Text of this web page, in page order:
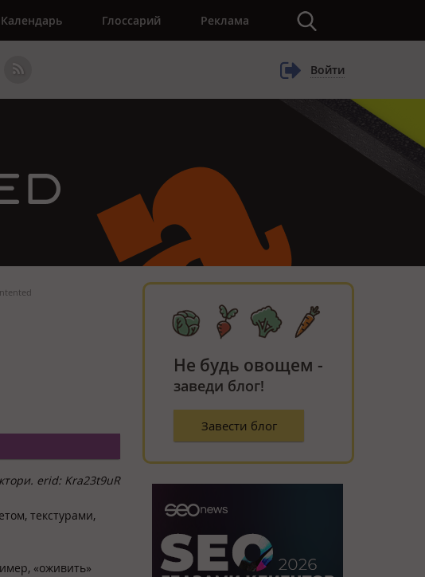
Календарь Глоссарий Реклама
Войти
erid: Kra23t9uR
текстурами,
«оживить»
Не будь овощем -
заведи блог!
Завести блог